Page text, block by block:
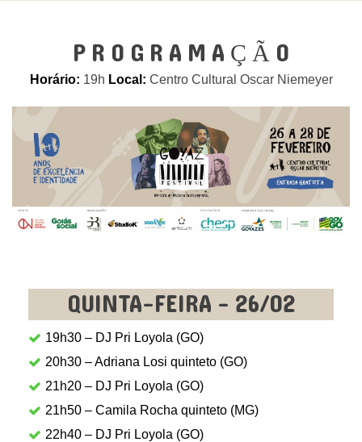
P R O G R A M A Ç Ã O
Horário: 19h Local: Centro Cultural Oscar Niemeyer
QUINTA-FEIRA - 26/02
19h30 – DJ Pri Loyola (GO)
20h30 – Adriana Losi quinteto (GO)
21h20 – DJ Pri Loyola (GO)
21h50 – Camila Rocha quinteto (MG)
22h40 – DJ Pri Loyola (GO)